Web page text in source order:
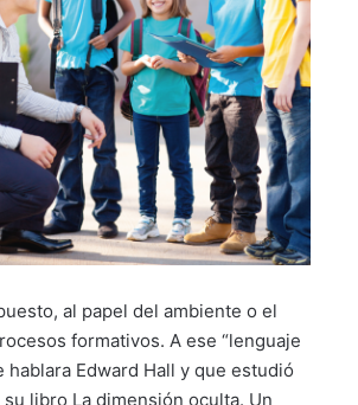
al papel del ambiente o el
formativos. A ese “lenguaje
hablara Edward Hall y que estudió
libro La dimensión oculta. Un